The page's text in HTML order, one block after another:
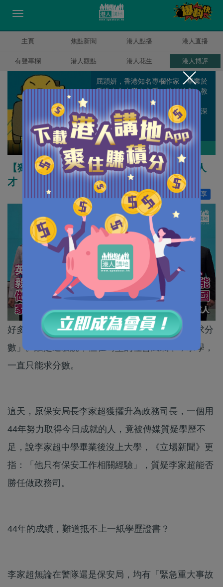
主頁 焦點新聞 港人點播 港人直播
有聲專欄 港人觀點 港人花生 港人博評
屈穎妍
屈穎妍，香港知名專欄作家，畢業於
香港中文大學中文系，曾任編劇、教
師、記者、周刊副總編輯和雜誌顧
問，著有《怪獸家長》一書，文章深
受港爸港媽歡迎。
作者其他博評
【獨家文章】求學不是求分數，不拘一格覓人
才
分享
讚好 161
好多年前，政府有句教育宣傳口號：「求學不是求分
數」。話是這麼說，但在畸型的社會風氣下，求學，
一直只能求分數。
這天，原保安局長李家超獲擢升為政務司長，一個用
44年努力取得今日成就的人，竟被傳媒質疑學歷不
足，說李家超中學畢業後沒上大學，《立場新聞》更
指：「他只有保安工作相關經驗」，質疑李家超能否
勝任做政務司。
44年的成績，難道抵不上一紙學歷證書？
李家超無論在警隊還是保安局，均有「緊急重大事故